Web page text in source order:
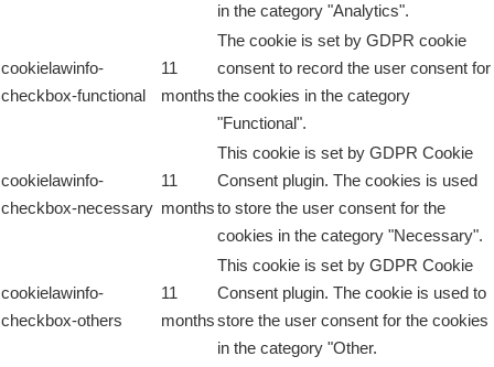
in the category "Analytics".
cookielawinfo-
checkbox-functional
11
months
The cookie is set by GDPR cookie
consent to record the user consent for
the cookies in the category
"Functional".
cookielawinfo-
checkbox-necessary
11
months
This cookie is set by GDPR Cookie
Consent plugin. The cookies is used
to store the user consent for the
cookies in the category "Necessary".
cookielawinfo-
checkbox-others
11
months
This cookie is set by GDPR Cookie
Consent plugin. The cookie is used to
store the user consent for the cookies
in the category "Other.